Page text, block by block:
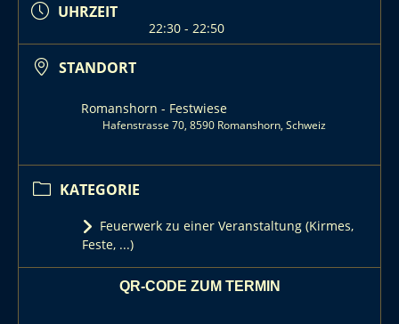
UHRZEIT
22:30 - 22:50
STANDORT
Romanshorn - Festwiese
Hafenstrasse 70, 8590 Romanshorn, Schweiz
KATEGORIE
Feuerwerk zu einer Veranstaltung (Kirmes,
Feste, ...)
QR-CODE ZUM TERMIN